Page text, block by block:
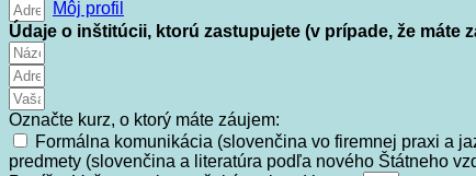
Môj profil
Údaje o inštitúcii, ktorú zastupujete (v prípade, že máte
Označte kurz, o ktorý máte záujem:
Formálna komunikácia (slovenčina vo firemnej praxi a
predmety (slovenčina a literatúra podľa nového Štátneho